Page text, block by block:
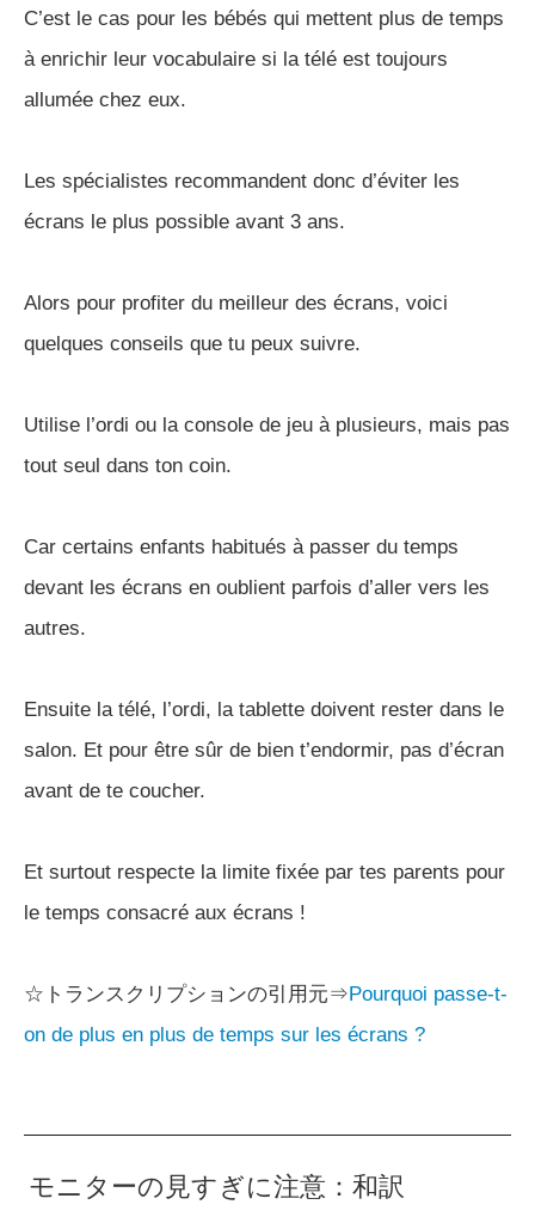
C’est le cas pour les bébés qui mettent plus de temps
à enrichir leur vocabulaire si la télé est toujours
allumée chez eux.
Les spécialistes recommandent donc d’éviter les
écrans le plus possible avant 3 ans.
Alors pour profiter du meilleur des écrans, voici
quelques conseils que tu peux suivre.
Utilise l’ordi ou la console de jeu à plusieurs, mais pas
tout seul dans ton coin.
Car certains enfants habitués à passer du temps
devant les écrans en oublient parfois d’aller vers les
autres.
Ensuite la télé, l’ordi, la tablette doivent rester dans le
salon. Et pour être sûr de bien t’endormir, pas d’écran
avant de te coucher.
Et surtout respecte la limite fixée par tes parents pour
le temps consacré aux écrans !
☆トランスクリプションの引用元⇒ Pourquoi passe-t-
on de plus en plus de temps sur les écrans ?
モニターの見すぎに注意：和訳